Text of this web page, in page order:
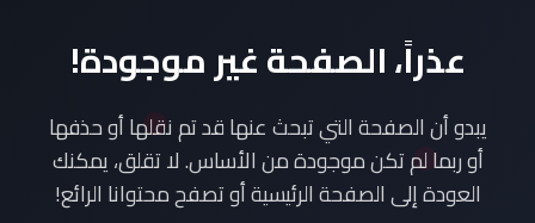
عذراً، الصفحة غير موجودة!
يبدو أن الصفحة التي تبحث عنها قد تم نقلها أو حذفها
أو ربما لم تكن موجودة من الأساس. لا تقلق، يمكنك
العودة إلى الصفحة الرئيسية أو تصفح محتوانا الرائع!